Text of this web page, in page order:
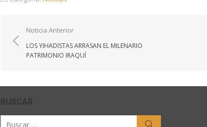
Navegación
de
entradas
Noticia Anterior
LOS YIHADISTAS ARRASAN EL MILENARIO
PATRIMONIO IRAQUÍ
BUSCAR
Buscar